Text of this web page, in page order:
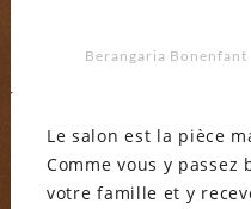
Berangaria Bonenfant
Le salon est la pièce
Comme vous y passez
votre famille et y